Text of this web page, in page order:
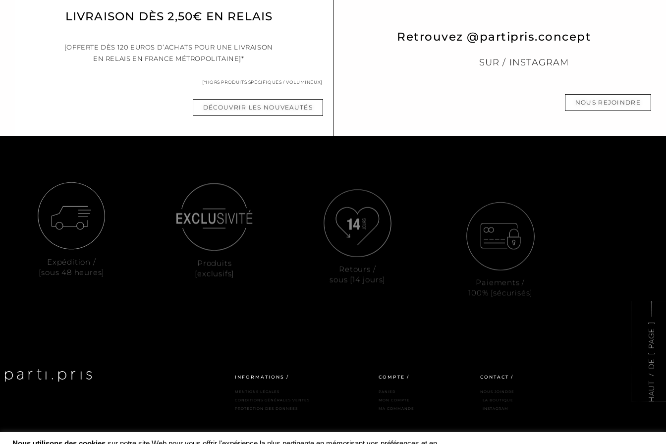
LIVRAISON DÈS 2,50€ EN RELAIS
[OFFERTE DÈS 120 EUROS D’ACHATS POUR UNE LIVRAISON
EN RELAIS EN FRANCE MÉTROPOLITAINE]*
[*HORS PRODUITS SPÉCIFIQUES / VOLUMINEUX]
DÉCOUVRIR LES NOUVEAUTÉS
Retrouvez @partipris.concept
SUR / INSTAGRAM
NOUS REJOINDRE
Expédition /
[sous 48 heures]
Produits
[exclusifs]
sous [14 jours]
Paiements /
100% [sécurisés]
INFORMATIONS /
MENTIONS LÉGALES
CONDITIONS GÉNÉRALES VENTES
PROTECTION DES DONNÉES
COMPTE /
PANIER
MON COMPTE
MA COMMANDE
CONTACT /
NOUS JOINDRE
LA BOUTIQUE
INSTAGRAM